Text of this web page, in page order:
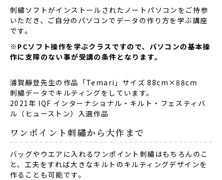
刺繍ソフトがインストールされたノートパソコンをご持参
いただき、ご自分のパソコンでデータの作り方を学ぶ講座
です。
※PCソフト操作を学ぶクラスですので、パソコンの基本操
作に支障のない事が受講の条件となります。
浦賀靜登先生の作品「Temari」サイズ 88cm×88cm
刺繍データでキルティングをしています。
2021年 IQF インターナショナル・キルト・フェスティバ
ル（ヒューストン）入選作品
ワンポイント刺繡から大作まで
バッグやウエアに入れるワンポイント刺繡はもちろんのこ
と、工夫をすれば大きなキルトのキルティングデザインを
作ることも可能です。